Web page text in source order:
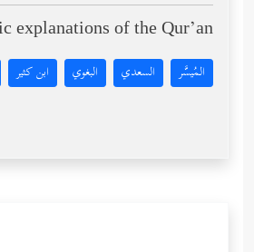
explanations of the Qur’an:
المُيسَّر السعدي البغوي ابن كثير